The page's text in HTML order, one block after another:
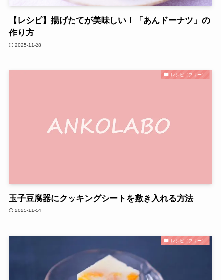
【レシピ】揚げたてが美味しい！「あんドーナツ」の
作り方
2025-11-28
レシピ（フリー）
玉子豆腐器にクッキングシートを敷き入れる方法
2025-11-14
レシピ（フリー）